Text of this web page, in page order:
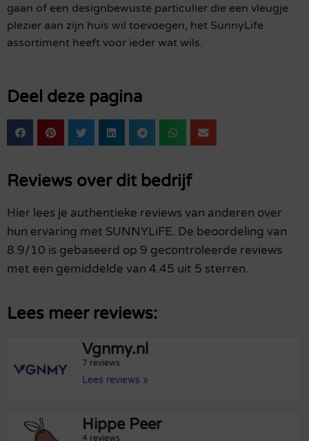
gaan of een designbewuste particulier die een vleugje
plezier aan zijn huis wil toevoegen, het SunnyLife
assortiment heeft voor ieder wat wils.
Deel deze pagina
Reviews over dit bedrijf
Hier lees je authentieke reviews van anderen over
hun ervaring met SUNNYLiFE. De beoordeling van
8.9/10 is gebaseerd op 9 gecontroleerde reviews
met een gemiddelde van 4.45 uit 5 sterren.
Lees meer reviews:
Vgnmy.nl
7 reviews
Lees reviews »
Hippe Peer
4 reviews